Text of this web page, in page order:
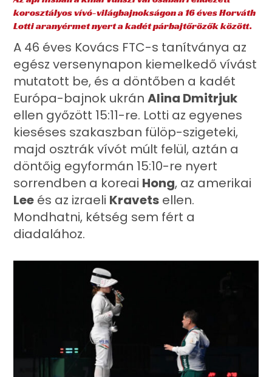
korosztályos vívó-világbajnokságon a 16 éves Horváth
Lotti aranyérmet nyert a kadét párbajtőrözők között.
A 46 éves Kovács FTC-s tanítványa az
egész versenynapon kiemelkedő vívást
mutatott be, és a döntőben a kadét
Európa-bajnok ukránAlina Dmitrjuk
ellen győzött 15:11-re. Lotti az egyenes
kieséses szakaszban fülöp-szigeteki,
majd osztrák vívót múlt felül, aztán a
döntőig egyformán 15:10-re nyert
sorrendben a koreai Hong, az amerikai
Lee és az izraeli Kravets ellen.
Mondhatni, kétség sem fért a
diadalához.